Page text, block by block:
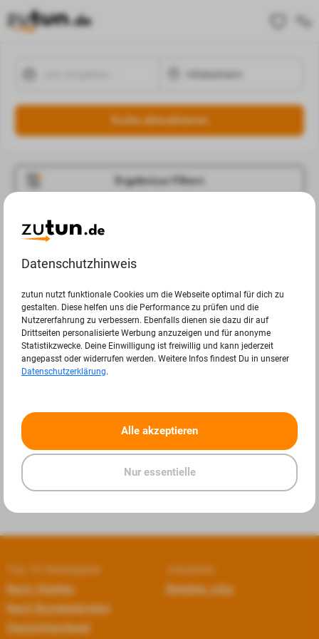
Suche aktualisieren
Ergebnisse Filtern
Jobangebote
Ergebnisse.
« »
Top 10 Arbeitgeber
Nach Städten
Nach Bundesländern
Deutschlandweit
Jobseiten
Beliebte Jobs
Datenschutzhinweis
zutun nutzt funktionale Cookies um die Webseite optimal für dich zu
gestalten. Diese helfen uns die Performance zu prüfen und die
Nutzererfahrung zu verbessern. Ebenfalls dienen sie dazu dir auf
Drittseiten personalisierte Werbung anzuzeigen und für anonyme
Statistikzwecke. Deine Einwilligung ist freiwillig und kann jederzeit
angepasst oder widerrufen werden. Weitere Infos findest Du in unserer
Datenschutzerklärung.
Alle akzeptieren
Nur essentielle